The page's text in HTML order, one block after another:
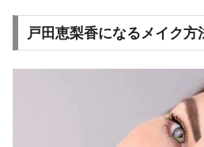
戸田恵梨香になるメイク方